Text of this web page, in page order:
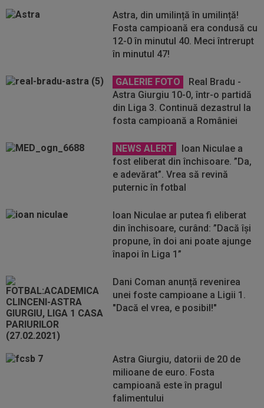
Astra, din umilință în umilință!
Fosta campioană era condusă cu
12-0 în minutul 40. Meci întrerupt
în minutul 47!
GALERIE FOTO
Real Bradu -
Astra Giurgiu 10-0, într-o partidă
din Liga 3. Continuă dezastrul la
fosta campioană a României
NEWS ALERT
Ioan Niculae a
fost eliberat din închisoare. ”Da,
e adevărat”. Vrea să revină
puternic în fotbal
Ioan Niculae ar putea fi eliberat
din închisoare, curând: ”Dacă își
propune, în doi ani poate ajunge
înapoi în Liga 1”
Dani Coman anunță revenirea
unei foste campioane a Ligii 1.
"Dacă el vrea, e posibil!"
Astra Giurgiu, datorii de 20 de
milioane de euro. Fosta
campioană este în pragul
falimentului